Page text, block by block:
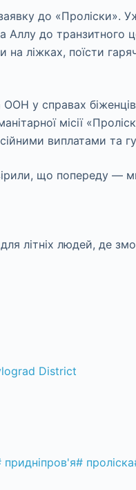
до «Проліски».
Аллу до транзитного
ліжках, поїсти
ООН у справах
місії
виплатами та
що попереду —
літніх людей, де
District
придніпров'я# проліска